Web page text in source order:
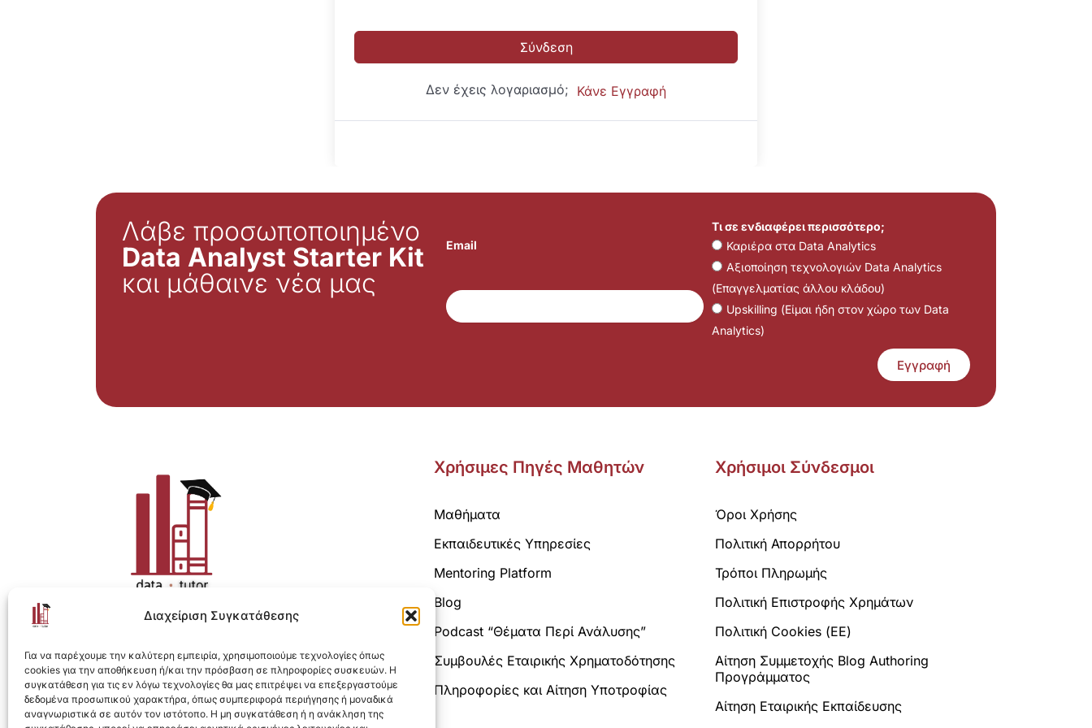
Διαχείριση Συγκατάθεσης
Για να παρέχουμε την καλύτερη εμπειρία, χρησιμοποιούμε τεχνολογίες όπως
cookies για την αποθήκευση ή/και την πρόσβαση σε πληροφορίες συσκευών. Η
συγκατάθεση για τις εν λόγω τεχνολογίες θα μας επιτρέψει να επεξεργαστούμε
δεδομένα προσωπικού χαρακτήρα, όπως συμπεριφορά περιήγησης ή μοναδικά
αναγνωριστικά σε αυτόν τον ιστότοπο. Η μη συγκατάθεση ή η ανάκληση της
Σύνδεση
Δεν έχεις λογαριασμό; Κάνε Εγγραφή
Λάβε προσωποποιημένο
Data Analyst Starter Kit
και μάθαινε νέα μας
Email
Τι σε ενδιαφέρει περισσότερο;
Καριέρα στα Data Analytics
Αξιοποίηση τεχνολογιών Data Analytics
(Επαγγελματίας άλλου κλάδου)
Upskilling (Είμαι ήδη στον χώρο των Data
Analytics)
Εγγραφή
Η ολοκληρωμένη e-learning λύση για Data Analytics.
Χρήσιμες Πηγές Μαθητών
Μαθήματα
Εκπαιδευτικές Υπηρεσίες
Mentoring Platform
Blog
Podcast “Θέματα Περί Ανάλυσης”
Συμβουλές Εταιρικής Χρηματοδότησης
Πληροφορίες και Αίτηση Υποτροφίας
Χρήσιμοι Σύνδεσμοι
Όροι Χρήσης
Πολιτική Απορρήτου
Τρόποι Πληρωμής
Πολιτική Επιστροφής Χρημάτων
Πολιτική Cookies (ΕΕ)
Αίτηση Συμμετοχής Blog Authoring
Προγράμματος
Αίτηση Εταιρικής Εκπαίδευσης